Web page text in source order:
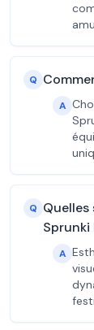
Q
A
Q
Sprunki
A